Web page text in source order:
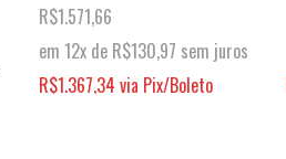
R$1.571,66
em 12x de R$130,97 sem juros
R$1.367,34 via Pix/Boleto